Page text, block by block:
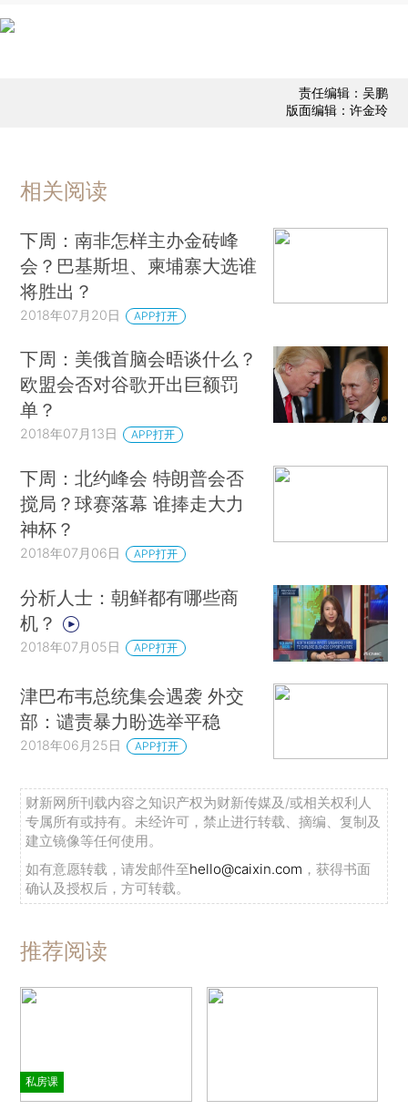
责任编辑：吴鹏
版面编辑：许金玲
相关阅读
下周：南非怎样主办金砖峰
会？巴基斯坦、柬埔寨大选谁
将胜出？
2018年07月20日 APP打开
下周：美俄首脑会晤谈什么？
欧盟会否对谷歌开出巨额罚
单？
2018年07月13日 APP打开
下周：北约峰会 特朗普会否
搅局？球赛落幕 谁捧走大力
神杯？
2018年07月06日 APP打开
分析人士：朝鲜都有哪些商
机？
2018年07月05日 APP打开
津巴布韦总统集会遇袭 外交
部：谴责暴力盼选举平稳
2018年06月25日 APP打开
财新网所刊载内容之知识产权为财新传媒及/或相关权利人
专属所有或持有。未经许可，禁止进行转载、摘编、复制及
建立镜像等任何使用。
如有意愿转载，请发邮件至hello@caixin.com ，获得书面
确认及授权后，方可转载。
推荐阅读
私房课